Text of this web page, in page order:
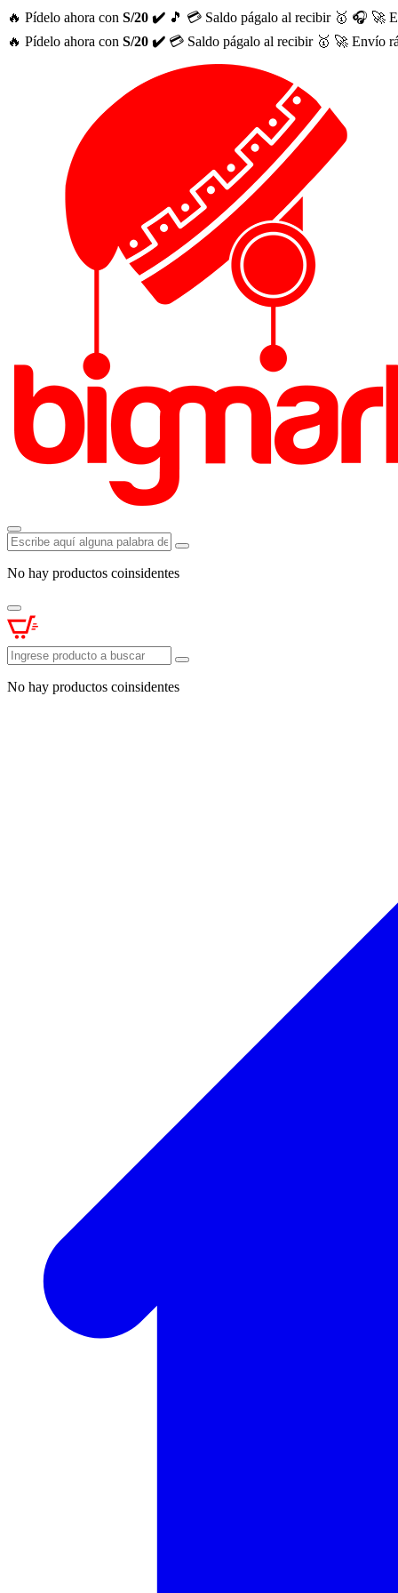
🔥 Pídelo ahora con S/20 ✔️ 🎵 💳 Saldo págalo al recibir 🥇 🎧 🚀
🔥 Pídelo ahora con S/20 ✔️ 💳 Saldo págalo al recibir 🥇 🚀 Envío
No hay productos coinsidentes
No hay productos coinsidentes